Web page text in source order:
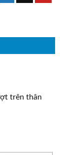
trên thân